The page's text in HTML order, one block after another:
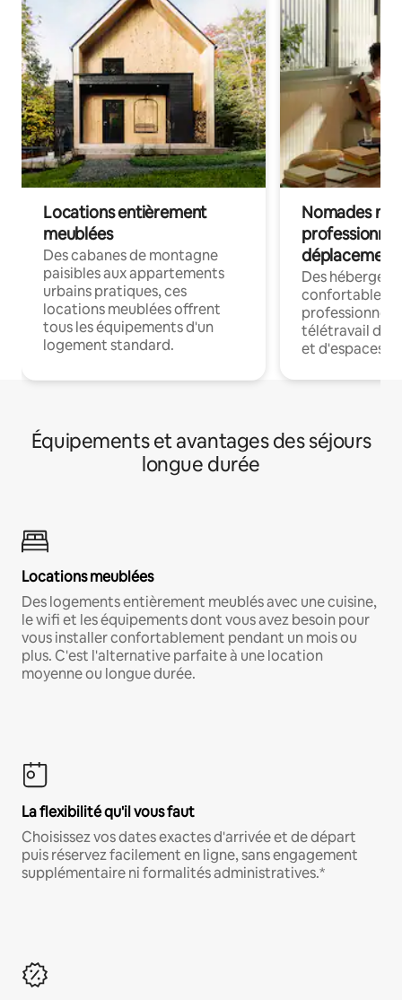
Locations entièrement
meublées
Des cabanes de montagne
paisibles aux appartements
urbains pratiques, ces
locations meublées offrent
tous les équipements d'un
logement standard.
Nomades
déplacement
Des
confortables
professionnels
télétravail
et d'espaces
Équipements et avantages des séjours
longue durée
Locations meublées
Des logements entièrement meublés avec une cuisine,
le wifi et les équipements dont vous avez besoin pour
vous installer confortablement pendant un mois ou
plus. C'est l'alternative parfaite à une location
moyenne ou longue durée.
La flexibilité qu'il vous faut
Choisissez vos dates exactes d'arrivée et de départ
puis réservez facilement en ligne, sans engagement
supplémentaire ni formalités administratives.*